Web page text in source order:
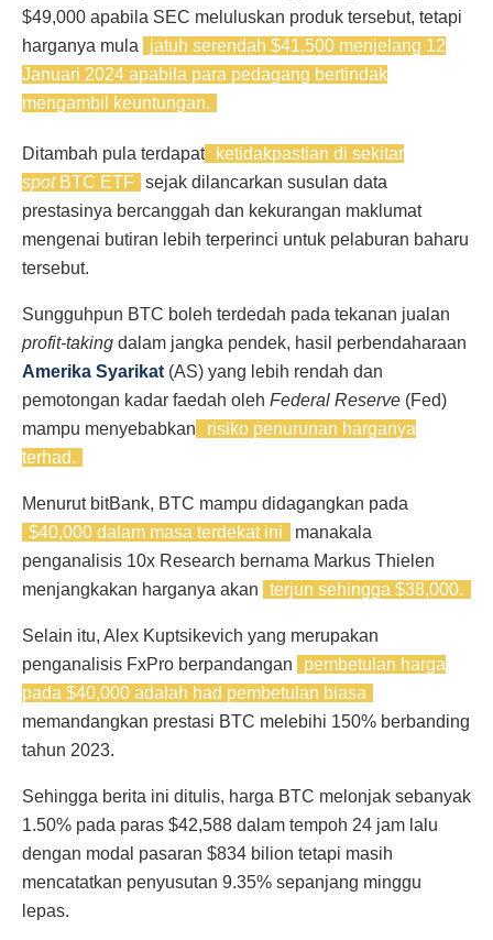
$49,000 apabila SEC meluluskan produk tersebut, tetapi
harganya mula
jatuh serendah $41,500 menjelang 12
Januari 2024 apabila para pedagang bertindak
mengambil keuntungan.
Ditambah pula terdapat
ketidakpastian di sekitar
spotBTC ETF
sejak dilancarkan susulan data
prestasinya bercanggah dan kekurangan maklumat
mengenai butiran lebih terperinci untuk pelaburan baharu
tersebut.
Sungguhpun BTC boleh terdedah pada tekanan jualan
profit-taking dalam jangka pendek, hasil perbendaharaan
Amerika Syarikat (AS) yang lebih rendah dan
pemotongan kadar faedah oleh Federal Reserve (Fed)
mampu menyebabkan
risiko penurunan harganya
terhad.
Menurut bitBank, BTC mampu didagangkan pada
$40,000 dalam masa terdekat ini
manakala
penganalisis 10x Research bernama Markus Thielen
menjangkakan harganya akan
terjun sehingga $38,000.
Selain itu, Alex Kuptsikevich yang merupakan
penganalisis FxPro berpandangan
pembetulan harga
pada $40,000 adalah had pembetulan biasa
memandangkan prestasi BTC melebihi 150% berbanding
tahun 2023.
Sehingga berita ini ditulis, harga BTC melonjak sebanyak
1.50% pada paras $42,588 dalam tempoh 24 jam lalu
dengan modal pasaran $834 bilion tetapi masih
mencatatkan penyusutan 9.35% sepanjang minggu
lepas.